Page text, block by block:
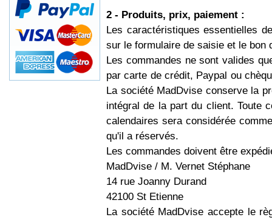
2 - Produits, prix, paiement :
Les caractéristiques essentielles
sur le formulaire de saisie et le bon
Les commandes ne sont valides
par carte de crédit, Paypal ou
La société MadDvise conserve la
intégral de la part du client. Toute
calendaires sera considérée
qu'il a réservés.
Les commandes doivent être
MadDvise / M. Vernet Stéphane
14 rue Joanny Durand
42100 St Etienne
La société MadDvise accepte le